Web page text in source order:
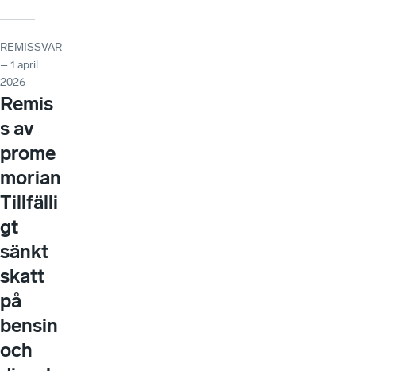
REMISSVAR
– 1 april
2026
Remis
s av
prome
morian
Tillfälli
gt
sänkt
skatt
på
bensin
och